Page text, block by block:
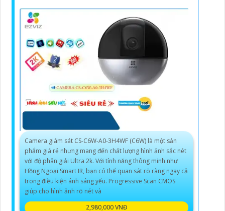
Camera giám sát CS-C6W-A0-3H4WF (C6W) là một sản
phẩm giá rẻ nhưng mang đến chất lượng hình ảnh sắc nét
với độ phân giải Ultra 2k. Với tính năng thông minh như
Hồng Ngoại Smart IR, bạn có thể quan sát rõ ràng ngay cả
trong điều kiện ánh sáng yếu. Progressive Scan CMOS
giúp cho hình ảnh rõ nét và
2,980,000 VNĐ